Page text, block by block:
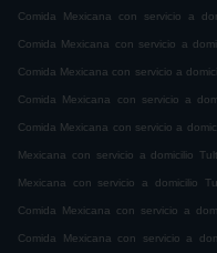
Comida Mexicana con servicio a
Comida Mexicana con servicio a
Comida Mexicana con servicio a
Comida Mexicana con servicio a
Comida Mexicana con servicio a
Mexicana con servicio a domicilio
Mexicana con servicio a domicilio
Comida Mexicana con servicio a
Comida Mexicana con servicio a